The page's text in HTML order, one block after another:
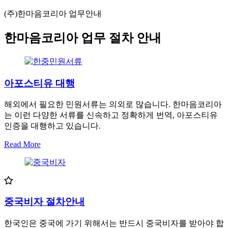
(주)한마음코리아 업무안내
한마음코리아 업무 절차 안내
아포스티유 대행
해외에서 필요한 민원서류는 의외로 많습니다. 한마음코리아
는 이런 다양한 서류를 신속하고 정확하게 번역, 아포스티유
인증을 대행하고 있습니다.
Read More
중국비자 절차안내
한국인은 중국에 가기 위해서는 반드시 중국비자를 받아야 합